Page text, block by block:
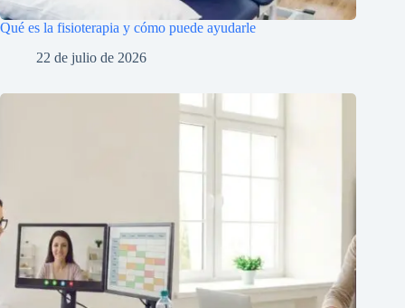
Qué es la fisioterapia y cómo puede ayudarle
22 de julio de 2026